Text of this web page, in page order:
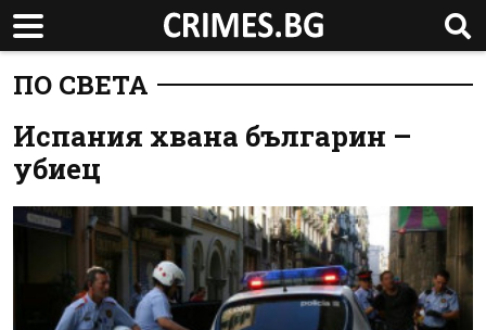
ПО СВЕТА
Испания хвана българин –
убиец